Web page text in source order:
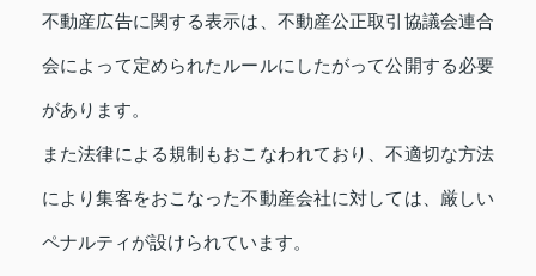
不動産広告に関する表示は、不動産公正取引協議会連合
会によって定められたルールにしたがって公開する必要
があります。
また法律による規制もおこなわれており、不適切な方法
により集客をおこなった不動産会社に対しては、厳しい
ペナルティが設けられています。